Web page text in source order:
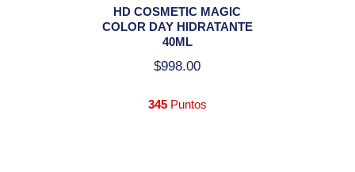
HD COSMETIC MAGIC
COLOR DAY HIDRATANTE
40ML
$998.00
345Puntos